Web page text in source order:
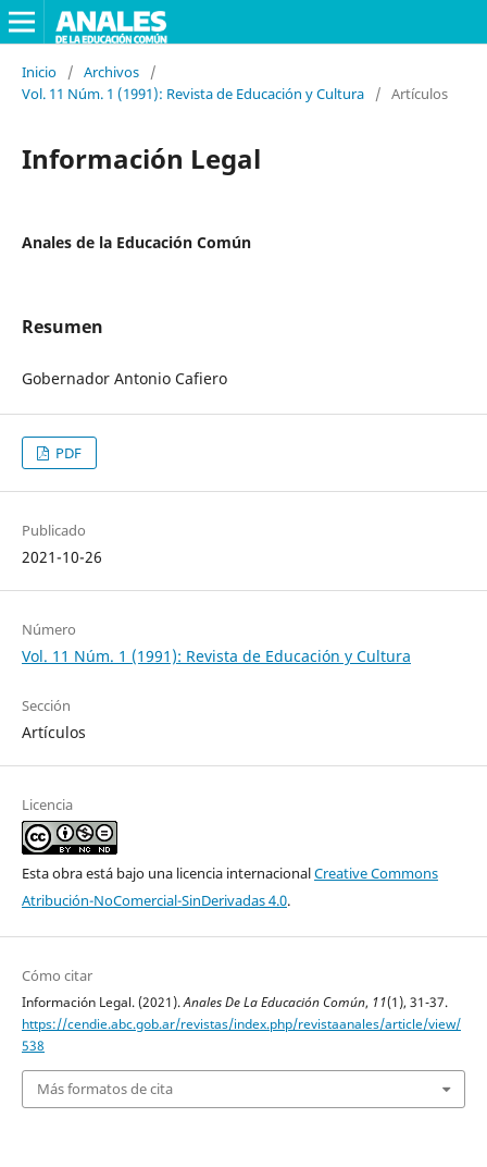
Inicio / Archivos
/
Vol. 11 Núm. 1 (1991): Revista de Educación y Cultura
/ Artículos
Información Legal
Anales de la Educación Común
Resumen
Gobernador Antonio Cafiero
PDF
Publicado
2021-10-26
Número
Vol. 11 Núm. 1 (1991): Revista de Educación y Cultura
Sección
Artículos
Licencia
Esta obra está bajo una licencia internacionalCreative Commons
Atribución-NoComercial-SinDerivadas 4.0.
Cómo citar
Información Legal. (2021).Anales De La Educación Común, 11(1), 31-37.
https://cendie.abc.gob.ar/revistas/index.php/revistaanales/article/view/
538
Más formatos de cita